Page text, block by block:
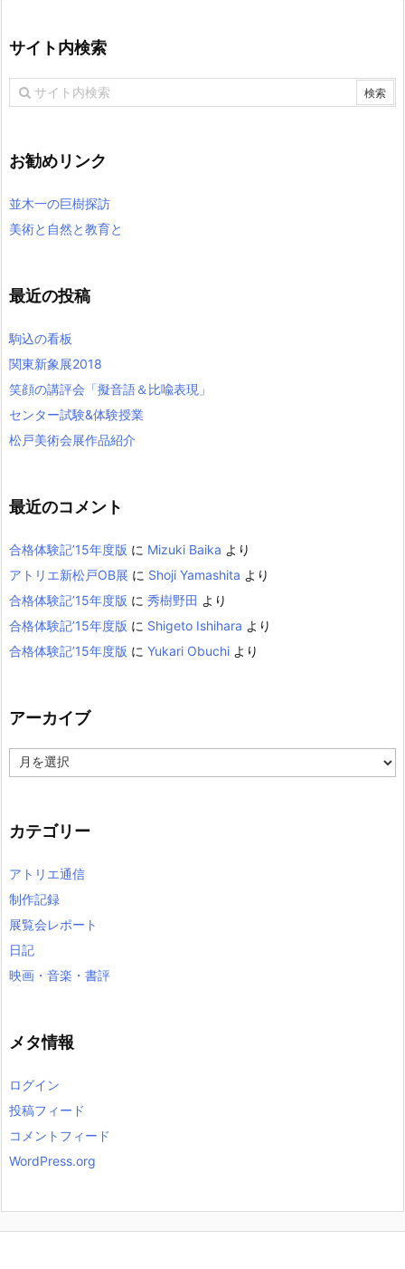
サイト内検索
お勧めリンク
並木一の巨樹探訪
美術と自然と教育と
最近の投稿
駒込の看板
関東新象展2018
笑顔の講評会「擬音語＆比喩表現」
センター試験&体験授業
松戸美術会展作品紹介
最近のコメント
合格体験記’15年度版 に Mizuki Baika より
アトリエ新松戸OB展 に Shoji Yamashita より
合格体験記’15年度版 に 秀樹野田 より
合格体験記’15年度版 に Shigeto Ishihara より
合格体験記’15年度版 に Yukari Obuchi より
アーカイブ
ー
ブ
カテゴリー
アトリエ通信
制作記録
展覧会レポート
日記
映画・音楽・書評
メタ情報
ログイン
投稿フィード
コメントフィード
WordPress.org